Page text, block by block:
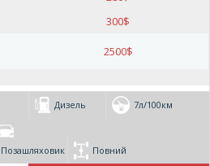
300$
2500$
Дизель 7л/100км
Позашляховик Повний